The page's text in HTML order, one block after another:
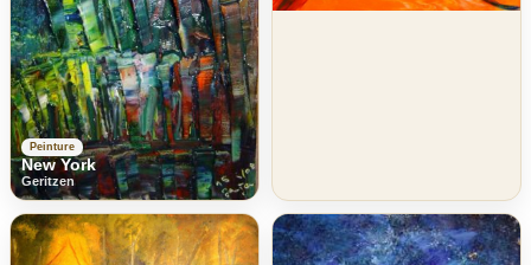
Peinture
New York
Geritzen